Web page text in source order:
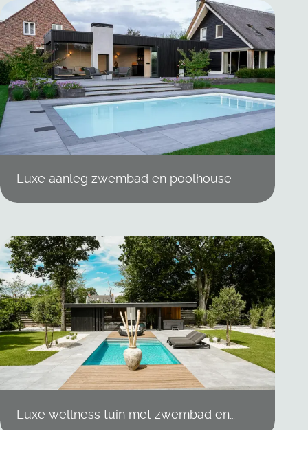
Luxe aanleg zwembad en poolhouse
Luxe wellness tuin met zwembad en
poolhouse